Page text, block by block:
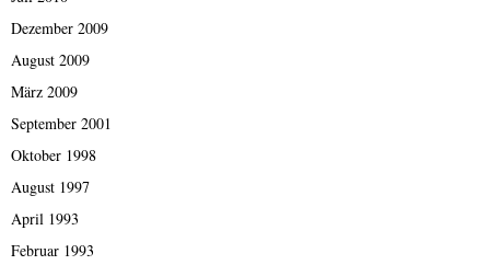
Dezember 2009
August 2009
März 2009
September 2001
Oktober 1998
August 1997
April 1993
Februar 1993